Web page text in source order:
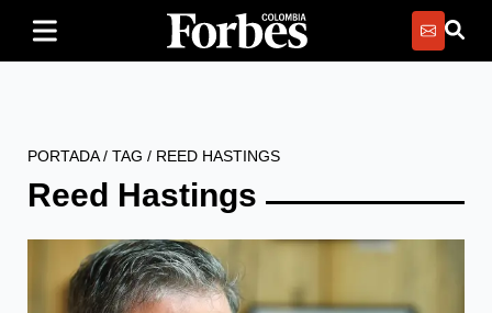
PORTADA/ TAG / REED HASTINGS
Reed Hastings